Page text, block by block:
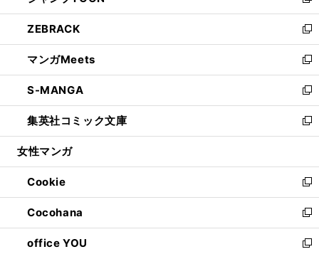
開
く
ウ
で
開
く
ン
ド
ウ
で
開
く
ウ
ィ
ン
ド
ウ
で
開
く
し
い
ウ
ィ
ン
ド
ウ
で
開
ZEBRACK
新
し
い
ウ
ィ
ン
ド
ウ
開
く
マンガMeets
新
し
い
ウ
ィ
ン
ウ
で
開
く
S-MANGA
新
し
い
ウ
ン
ド
ウ
で
開
く
集英社コミック文庫
新
し
ウ
ィ
ン
ド
ウ
で
女性マンガ
Cookie
新
し
い
ウ
ィ
Cocohana
新
し
い
office YOU 新